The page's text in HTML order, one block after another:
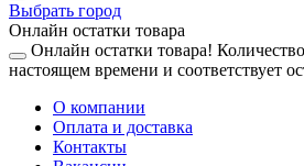
Выбрать город
Онлайн остатки товара
Онлайн остатки товара!
настоящем времени и соответствует
О компании
Оплата и доставка
Контакты